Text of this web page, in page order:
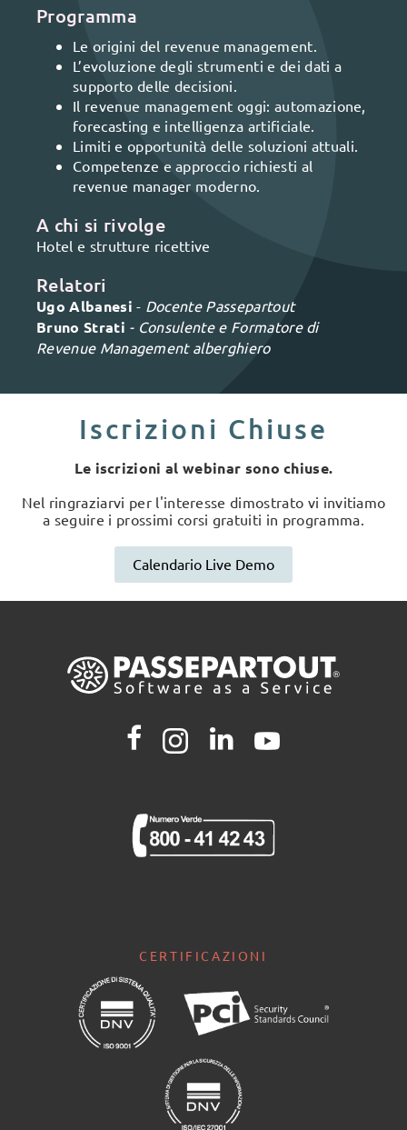
Programma
Le origini del revenue management.
L’evoluzione degli strumenti e dei dati a
supporto delle decisioni.
Il revenue management oggi: automazione,
forecasting e intelligenza artificiale.
Limiti e opportunità delle soluzioni attuali.
Competenze e approccio richiesti al
revenue manager moderno.
A chi si rivolge
Hotel e strutture ricettive
Relatori
Ugo Albanesi- Docente Passepartout
Bruno Strati - Consulente e Formatore di
Revenue Management alberghiero
Iscrizioni Chiuse
Le iscrizioni al webinar sono chiuse.
Nel ringraziarvi per l'interesse dimostrato vi invitiamo
a seguire i prossimi corsi gratuiti in programma.
Calendario Live Demo
CERTIFICAZIONI